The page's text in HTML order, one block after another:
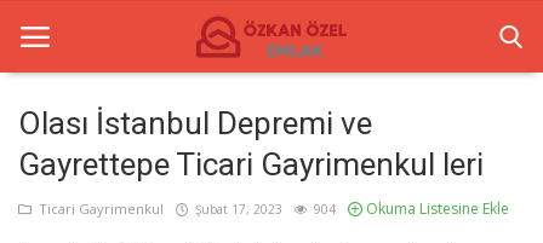
Anasayfa
Olası İstanbul Depremi ve
Gayrettepe Ticari Gayrimenkul leri
Ticari Gayrimenkul Şubat 17, 2023 904 Okuma Listesine Ekle